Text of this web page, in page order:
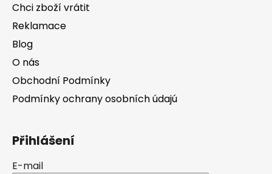
Chci zboží vrátit
Reklamace
Blog
O nás
Obchodní Podmínky
Podmínky ochrany osobních údajú
Přihlášení
E-mail